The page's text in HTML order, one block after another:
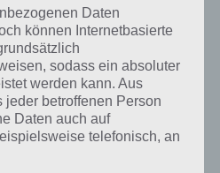
im Maschinenbau, in der
Die Entwicklung und die
Bestandteil der
Viele Unternehmen
indem sie eigene Abteilungen
zusammenarbeiten, aber
ist sehr ergebnisorientiert und die
Unternehmen nur von
Daten
können Internetbasierte
sodass ein absoluter
werden kann. Aus
jeder betroffenen Person
Daten auch auf
telefonisch, an